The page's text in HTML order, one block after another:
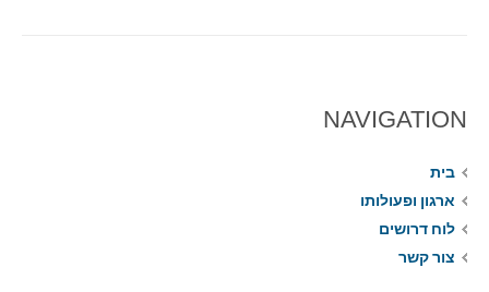
NAVIGATION
בית
ארגון ופעולותו
לוח דרושים
צור קשר